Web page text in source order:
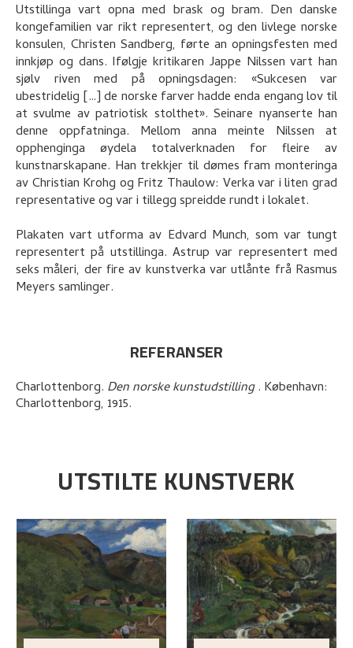
Utstillinga vart opna med brask og bram. Den danske
kongefamilien var rikt representert, og den livlege norske
konsulen, Christen Sandberg, førte an opningsfesten med
innkjøp og dans. Ifølgje kritikaren Jappe Nilssen vart han
sjølv riven med på opningsdagen: «Sukcesen var
ubestridelig […] de norske farver hadde enda engang lov til
at svulme av patriotisk stolthet». Seinare nyanserte han
denne oppfatninga. Mellom anna meinte Nilssen at
opphenginga øydela totalverknaden for fleire av
kunstnarskapane. Han trekkjer til dømes fram monteringa
av Christian Krohg og Fritz Thaulow: Verka var i liten grad
representative og var i tillegg spreidde rundt i lokalet.
Plakaten vart utforma av Edvard Munch, som var tungt
representert på utstillinga. Astrup var representert med
seks måleri, der fire av kunstverka var utlånte frå Rasmus
Meyers samlinger.
REFERANSER
Charlottenborg. Den norske kunstudstilling. København:
Charlottenborg, 1915.
UTSTILTE KUNSTVERK